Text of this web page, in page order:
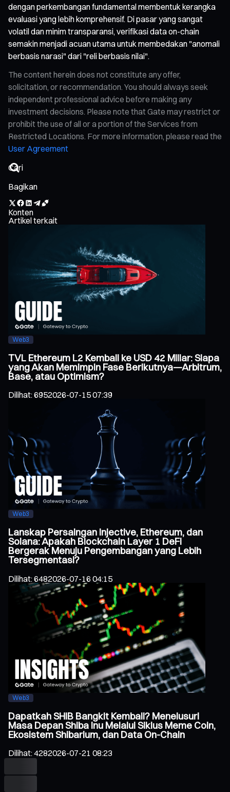
dengan perkembangan fundamental membentuk kerangka
evaluasi yang lebih komprehensif. Di pasar yang sangat
volatil dan minim transparansi, verifikasi data on-chain
semakin menjadi acuan utama untuk membedakan "anomali
berbasis narasi" dari "reli berbasis nilai".
The content herein does not constitute any offer,
solicitation, or recommendation. You should always seek
independent professional advice before making any
investment decisions. Please note that Gate may restrict or
prohibit the use of all or a portion of the Services from
Restricted Locations. For more information, please read the
User Agreement
Bagikan
Konten
Artikel terkait
Web3
TVL Ethereum L2 Kembali ke USD 42 Miliar: Siapa
yang Akan Memimpin Fase Berikutnya—Arbitrum,
Base, atau Optimism?
Dilihat:6952026-07-15 07:39
Web3
Lanskap Persaingan Injective, Ethereum, dan
Solana: Apakah Blockchain Layer 1 DeFi
Bergerak Menuju Pengembangan yang Lebih
Tersegmentasi?
Dilihat:6482026-07-16 04:15
Web3
Dapatkah SHIB Bangkit Kembali? Menelusuri
Masa Depan Shiba Inu Melalui Siklus Meme Coin,
Ekosistem Shibarium, dan Data On-Chain
Dilihat:4282026-07-21 08:23